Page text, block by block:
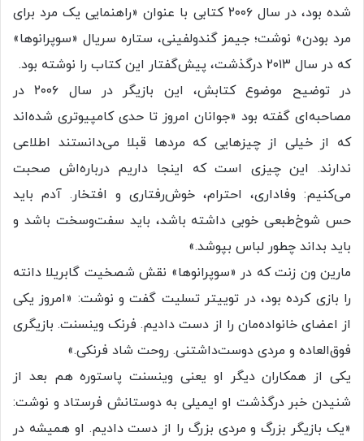
شده بود، در سال ۲۰۰۶ کتابی با عنوان «راهنمایی یک مرد برای
مرد بودن» نوشت؛ جیمز گندولفینی، ستاره سریال «سوپرانوها»
که در سال ۲۰۱۳ درگذشت، پیش‌گفتار این کتاب را نوشته بود.
در توضیح موضوع کتابش، این بازیگر در سال ۲۰۰۶ در
مصاحبه‌ای گفته بود «جوانان امروز تا حدی کامپیوتری شده‌اند
که از خیلی از چیزهایی که مردها قبلا می‌دانستند اطلاعی
ندارند. این چیزی است که اینجا داریم درباره‌اش صحبت
می‌کنیم: وفاداری،‌ احترام، خوش‌رفتاری و افتخار. آدم باید
حس شوخ‌طبعی خوبی داشته باشد، باید سفت‌وسخت باشد و
باید بداند چطور لباس بپوشد.»
مارین ون زنت که در «سوپرانوها» نقش شصخیت گابریلا دانته
را بازی کرده بود،‌ در توییتر تسلیت گفت و نوشت: «امروز یکی
از اعضای خانواده‌مان را از دست دادیم. فرنک وینسنت. بازیگری
فوق‌العاده و مردی دوست‌داشتنی. روحت شاد فرنکی.»
یکی از همکاران دیگر او یعنی وینسنت پاستوره هم بعد از
شنیدن خبر درگذشت او ایمیلی به دوستانش فرستاد و نوشت:
«یک بازیگر بزرگ و مردی بزرگ را از دست دادیم. او همیشه در